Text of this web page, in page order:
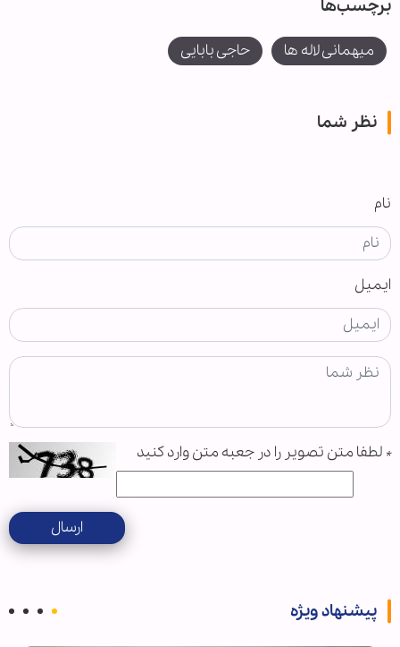
برچسب‌ها
میهمانی لاله ها حاجی بابایی
نظر شما
نام
ایمیل
* لطفا متن تصویر را در جعبه متن وارد کنید
ارسال
پیشنهاد ویژه